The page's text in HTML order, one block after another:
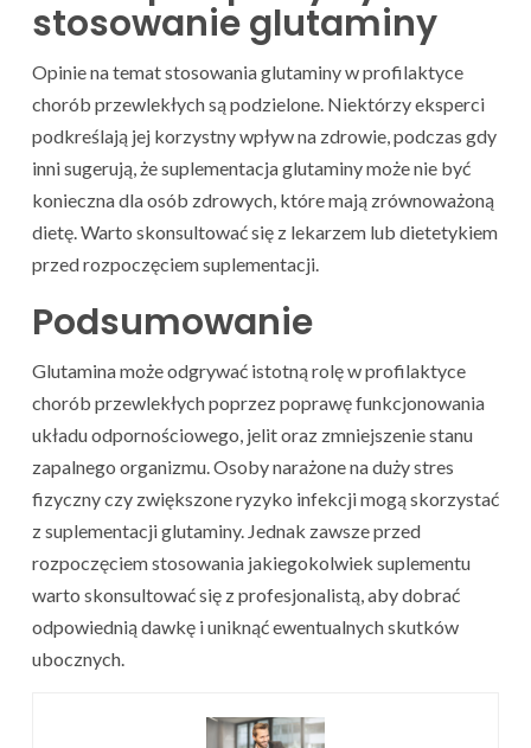
stosowanie glutaminy
Opinie na temat stosowania glutaminy w profilaktyce
chorób przewlekłych są podzielone. Niektórzy eksperci
podkreślają jej korzystny wpływ na zdrowie, podczas gdy
inni sugerują, że suplementacja glutaminy może nie być
konieczna dla osób zdrowych, które mają zrównoważoną
dietę. Warto skonsultować się z lekarzem lub dietetykiem
przed rozpoczęciem suplementacji.
Podsumowanie
Glutamina może odgrywać istotną rolę w profilaktyce
chorób przewlekłych poprzez poprawę funkcjonowania
układu odpornościowego, jelit oraz zmniejszenie stanu
zapalnego organizmu. Osoby narażone na duży stres
fizyczny czy zwiększone ryzyko infekcji mogą skorzystać
z suplementacji glutaminy. Jednak zawsze przed
rozpoczęciem stosowania jakiegokolwiek suplementu
warto skonsultować się z profesjonalistą, aby dobrać
odpowiednią dawkę i uniknąć ewentualnych skutków
ubocznych.